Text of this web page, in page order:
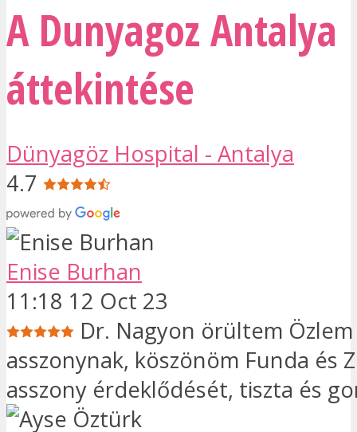
A Dunyagoz Antalya
áttekintése
Dünyagöz Hospital - Antalya
4.7
Enise Burhan
11:18 12 Oct 23
Dr. Nagyon örültem
asszonynak, köszönöm Funda és
asszony érdeklődését, tiszta és